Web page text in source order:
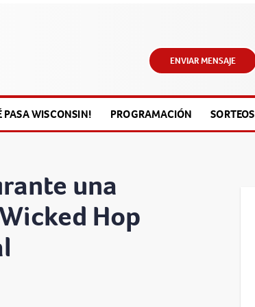
ENVIAR MENSAJE
PASA WISCONSIN! PROGRAMACIÓN SORTEOS
una
Hop